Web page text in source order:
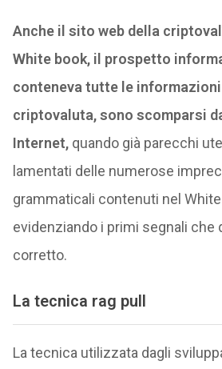
Anche il sito web della
White book, il prospetto
conteneva tutte le
criptovaluta, sono scomparsi
Internet,quando già parecchi
lamentati delle numerose
grammaticali contenuti nel
evidenziando i primi segnali che
corretto.
La tecnica rag pull
La tecnica utilizzata dagli